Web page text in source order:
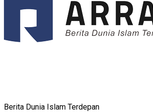
Berita Dunia Islam Terdepan